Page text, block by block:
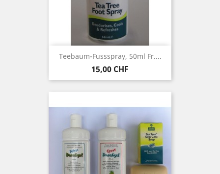
Teebaum-Fussspray, 50ml Fr....
Preis
15,00 CHF